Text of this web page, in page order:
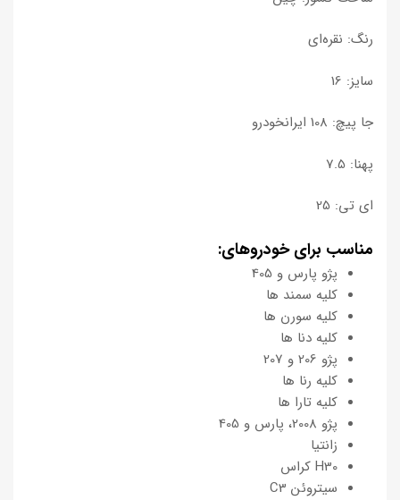
رنگ: نقره‌ای
سایز: 16
جا پیچ: 108 ایرانخودرو
پهنا: 7.5
ای تی: 25
مناسب برای خودروهای:
پژو پارس و 405
کلیه سمند ها
کلیه سورن ها
کلیه دنا ها
پژو 206 و 207
کلیه رنا ها
کلیه تارا ها
پژو 2008، پارس و 405
زانتیا
H30 کراس
سیتروئن C3